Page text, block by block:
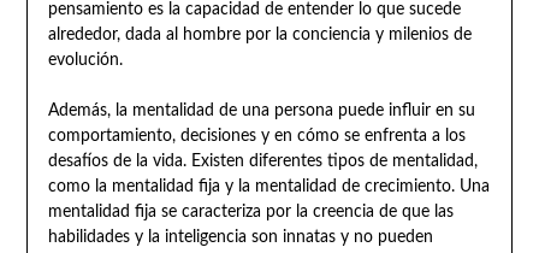
pensamiento es la capacidad de entender lo que sucede
alrededor, dada al hombre por la conciencia y milenios de
evolución.
Además, la mentalidad de una persona puede influir en su
comportamiento, decisiones y en cómo se enfrenta a los
desafíos de la vida. Existen diferentes tipos de mentalidad,
como la mentalidad fija y la mentalidad de crecimiento. Una
mentalidad fija se caracteriza por la creencia de que las
habilidades y la inteligencia son innatas y no pueden